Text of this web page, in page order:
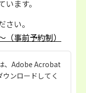
ます。
い。
事前予約制）
、Adobe Acrobat
ンロードしてく